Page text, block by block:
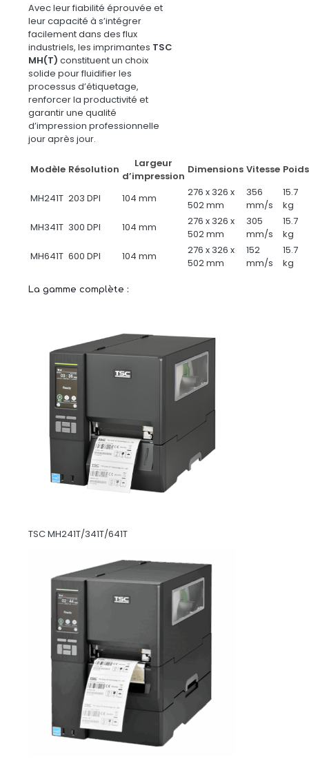
Avec leur fiabilité éprouvée et
leur capacité à s’intégrer
facilement dans des flux
industriels, les imprimantes TSC
MH(T) constituent un choix
solide pour fluidifier les
processus d’étiquetage,
renforcer la productivité et
garantir une qualité
d’impression professionnelle
jour après jour.
Modèle Résolution
Largeur
d’impression
Dimensions Vitesse Poids
MH241T 203 DPI 104 mm
276 x 326 x
502 mm
356
mm/s
15.7
kg
MH341T 300 DPI 104 mm
276 x 326 x
502 mm
305
mm/s
15.7
kg
MH641T 600 DPI 104 mm
276 x 326 x
502 mm
152
mm/s
15.7
kg
La gamme complète :
TSC MH241T/341T/641T